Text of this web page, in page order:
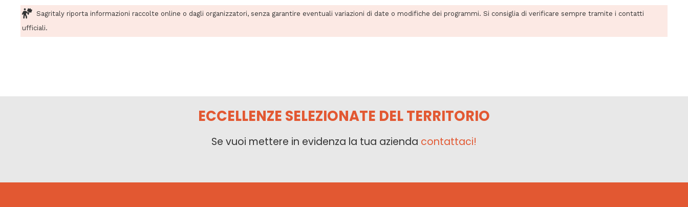
Sagritaly riporta informazioni raccolte online o dagli organizzatori, senza garantire eventuali variazioni di date o modifiche dei programmi. Si consiglia di verificare sempre tramite i contatti
ufficiali.
ECCELLENZE SELEZIONATE DEL TERRITORIO
Se vuoi mettere in evidenza la tua azienda contattaci!